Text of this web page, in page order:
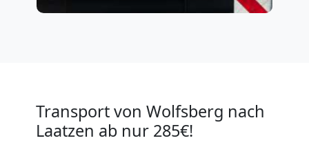
Transport von Wolfsberg nach
Laatzen ab nur 285€!